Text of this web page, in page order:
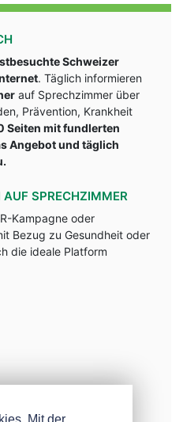
Schweizer
. Täglich informieren
auf Sprechzimmer über
Prävention, Krankheit
Seiten mit fundlerten
Angebot und täglich
AUF SPRECHZIMMER
Kampagne oder
Bezug zu Gesundheit oder
die ideale Platform